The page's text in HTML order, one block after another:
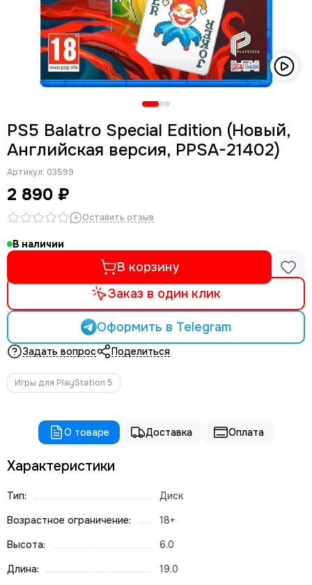
PS5 Balatro Special Edition (Новый,
Английская версия, PPSA-21402)
Артикул: 03599
2 890 ₽
Оставить отзыв
В наличии
В корзину
Заказ в один клик
Оформить в Telegram
Задать вопрос Поделиться
Игры для PlayStation 5
О товаре Доставка Оплата
Характеристики
Тип:
Диск
Возрастное ограничение:
18+
Высота:
6.0
Длина:
19.0